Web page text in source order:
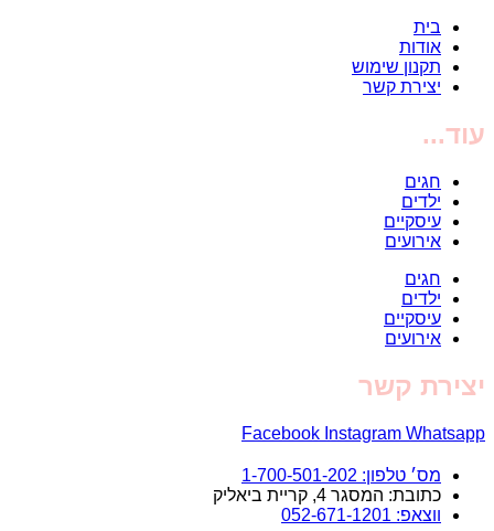
בית
אודות
תקנון שימוש
יצירת קשר
עוד...
חגים
ילדים
עיסקיים
אירועים
חגים
ילדים
עיסקיים
אירועים
יצירת קשר
Facebook Instagram Whatsapp
מס׳ טלפון: 1-700-501-202
כתובת: המסגר 4, קריית ביאליק
ווצאפ: 052-671-1201